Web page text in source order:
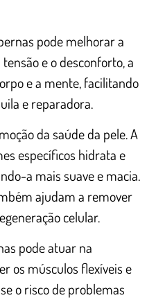
pode melhorar a
tensão e o desconforto, a
e a mente, facilitando
e reparadora.
da saúde da pele. A
específicos hidrata e
a mais suave e macia.
ajudam a remover
celular.
pode atuar na
os músculos flexíveis e
o risco de problemas